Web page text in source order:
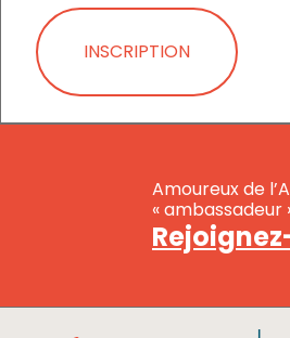
INSCRIPTION
Amoureux de
« ambassadeur